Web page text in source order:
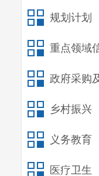
规划计划
重点领域
政府采购
乡村振兴
义务教育
医疗卫生